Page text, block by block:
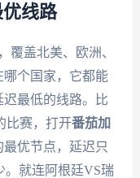
线路
覆盖北美、欧洲、
个国家，它都能
最低的线路。比
比赛，打开番茄加
优节点，延迟只
。就连阿根廷VS瑞